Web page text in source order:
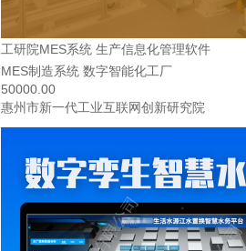
工研院MES系统 生产信息化管理软件
MES制造系统 数字智能化工厂
50000.00
惠州市新一代工业互联网创新研究院